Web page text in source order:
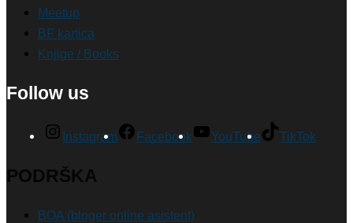
Meetup
BF kartica
Knjige / Books
Follow us
Instagram Facebook YouTube TikTok
PODRŠKA
BOA (bloger online asistent)